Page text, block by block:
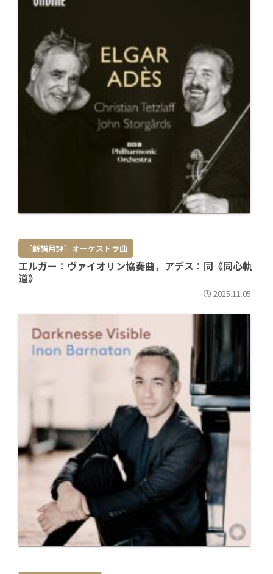
［新譜月評］オーケストラ曲
エルガー：ヴァイオリン協奏曲，アデス：同《同心軌
道》
2025.11.05